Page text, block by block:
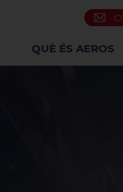
QUÈ ÉS AEROS